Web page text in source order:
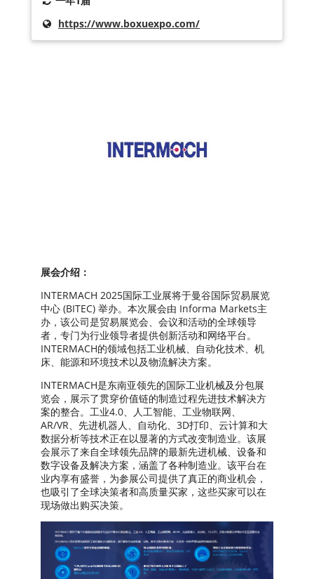
https://www.boxuexpo.com/
展会介绍：
INTERMACH 2025国际工业展将于曼谷国际贸易展览
中心 (BITEC) 举办。本次展会由 Informa Markets主
办，该公司是贸易展览会、会议和活动的全球领导
者，专门为行业领导者提供创新活动和网络平台。
INTERMACH的领域包括工业机械、自动化技术、机
床、能源和环境技术以及物流解决方案。
INTERMACH是东南亚领先的国际工业机械及分包展
览会，展示了贯穿价值链的制造过程先进技术解决方
案的整合。工业4.0、人工智能、工业物联网、
AR/VR、先进机器人、自动化、3D打印、云计算和大
数据分析等技术正在以显著的方式改变制造业。该展
会展示了来自全球领先品牌的最新先进机械、设备和
数字设备及解决方案，涵盖了各种制造业。该平台在
业内享有盛誉，为参展公司提供了真正的商业机会，
也吸引了全球决策者和高质量买家，这些买家可以在
现场做出购买决策。